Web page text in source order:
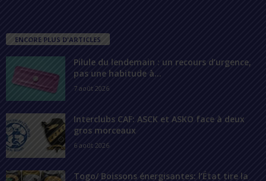
ENCORE PLUS D'ARTICLES
Pilule du lendemain : un recours d’urgence,
pas une habitude à...
7 août 2026
Interclubs CAF: ASCK et ASKO face à deux
gros morceaux
6 août 2026
Togo/ Boissons énergisantes: l’État tire la